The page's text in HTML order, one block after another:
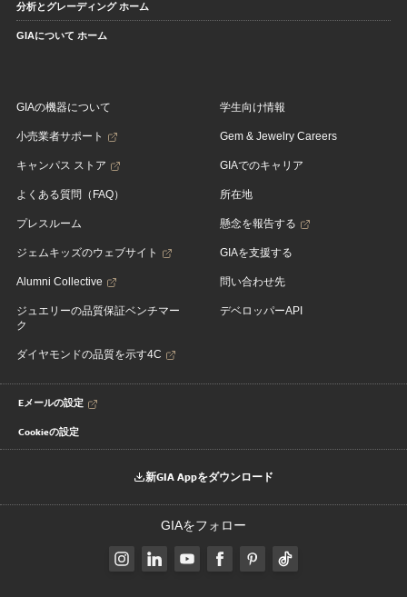
分析とグレーディング ホーム
GIAについて ホーム
GIAの機器について
小売業者サポート
キャンパス ストア
よくある質問（FAQ）
プレスルーム
ジェムキッズのウェブサイト
Alumni Collective
ジュエリーの品質保証ベンチマー
ク
ダイヤモンドの品質を示す4C
学生向け情報
Gem & Jewelry Careers
GIAでのキャリア
所在地
懸念を報告する
GIAを支援する
問い合わせ先
デベロッパーAPI
Eメールの設定
Cookieの設定
新GIA Appをダウンロード
GIAをフォロー